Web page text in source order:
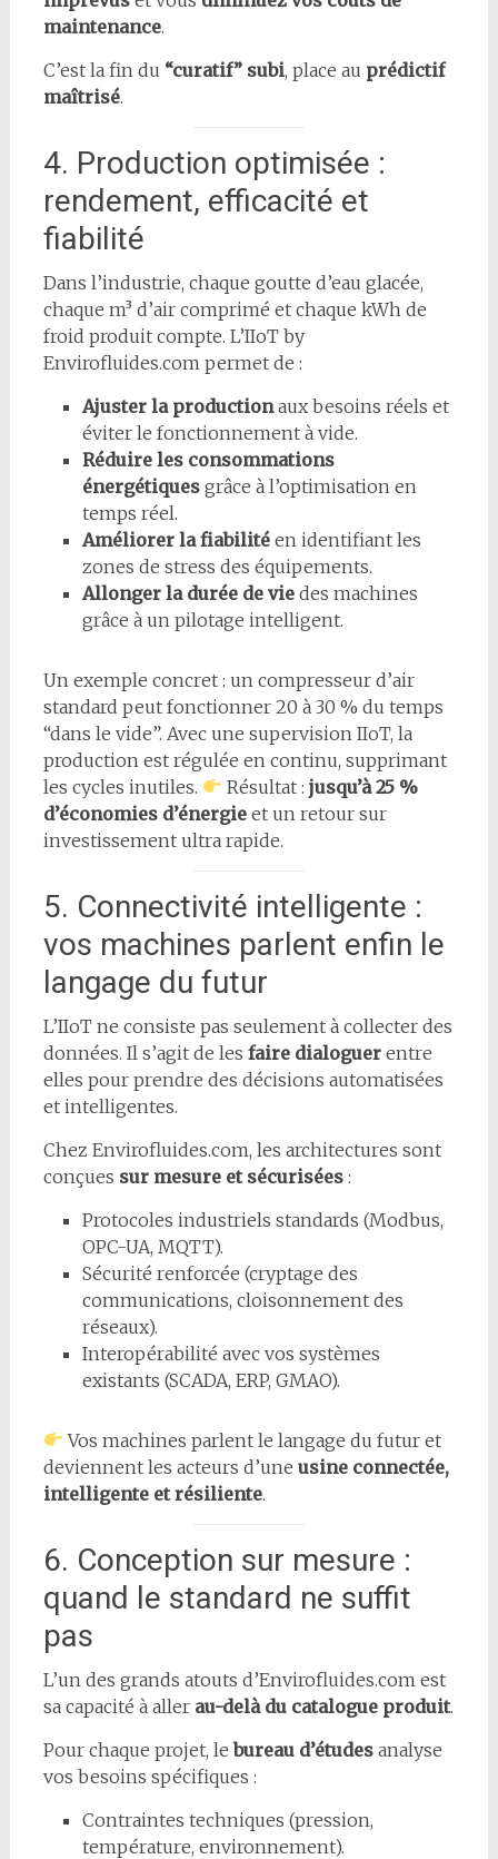
maintenance.
C’est la fin du “curatif” subi, place au prédictif
maîtrisé.
4. Production optimisée :
rendement, efficacité et
fiabilité
Dans l’industrie, chaque goutte d’eau glacée,
chaque m³ d’air comprimé et chaque kWh de
froid produit compte. L’IIoT by
Envirofluides.com permet de :
Ajuster la productionaux besoins réels et
éviter le fonctionnement à vide.
Réduire les consommations
énergétiquesgrâce à l’optimisation en
temps réel.
Améliorer la fiabilitéen identifiant les
zones de stress des équipements.
Allonger la durée de viedes machines
grâce à un pilotage intelligent.
Un exemple concret : un compresseur d’air
standard peut fonctionner 20 à 30 % du temps
“dans le vide”. Avec une supervision IIoT, la
production est régulée en continu, supprimant
les cycles inutiles.
Résultat :jusqu’à 25 %
d’économies d’énergieet un retour sur
investissement ultra rapide.
5. Connectivité intelligente :
vos machines parlent enfin le
langage du futur
L’IIoT ne consiste pas seulement à collecter des
données. Il s’agit de les faire dialoguerentre
elles pour prendre des décisions automatisées
et intelligentes.
Chez Envirofluides.com, les architectures sont
conçues sur mesure et sécurisées:
Protocoles industriels standards (Modbus,
OPC-UA, MQTT).
Sécurité renforcée (cryptage des
communications, cloisonnement des
réseaux).
Interopérabilité avec vos systèmes
existants (SCADA, ERP, GMAO).
Vos machines parlent le langage du futur et
deviennent les acteurs d’une usine connectée,
intelligente et résiliente.
6. Conception sur mesure :
quand le standard ne suffit
pas
L’un des grands atouts d’Envirofluides.com est
sa capacité à aller au-delà du catalogue produit.
Pour chaque projet, lebureau d’étudesanalyse
vos besoins spécifiques :
Contraintes techniques (pression,
température, environnement).